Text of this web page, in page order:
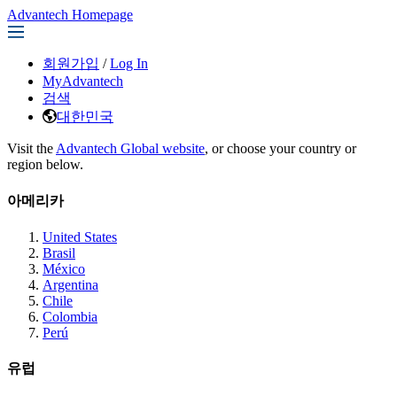
Advantech Homepage
회원가입 / Log In
MyAdvantech
검색
대한민국
Visit the Advantech Global website, or choose your country or
region below.
아메리카
United States
Brasil
México
Argentina
Chile
Colombia
Perú
유럽